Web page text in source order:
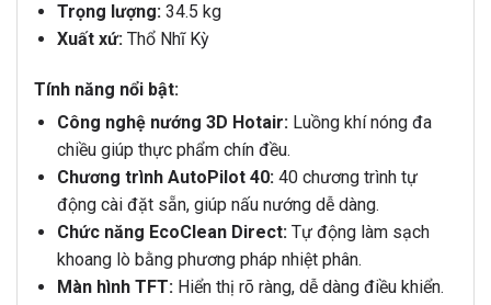
Trọng lượng:34.5 kg
Xuất xứ:Thổ Nhĩ Kỳ
Tính năng nổi bật:
Công nghệ nướng 3D Hotair:Luồng khí nóng đa
chiều giúp thực phẩm chín đều.
Chương trình AutoPilot 40:40 chương trình tự
động cài đặt sẵn, giúp nấu nướng dễ dàng.
Chức năng EcoClean Direct:Tự động làm sạch
khoang lò bằng phương pháp nhiệt phân.
Màn hình TFT:Hiển thị rõ ràng, dễ dàng điều khiển.